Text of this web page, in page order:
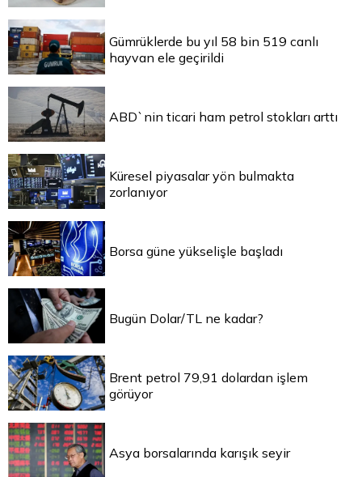
Gümrüklerde bu yıl 58 bin 519 canlı
hayvan ele geçirildi
ABD`nin ticari ham petrol stokları arttı
Küresel piyasalar yön bulmakta
zorlanıyor
Borsa güne yükselişle başladı
Bugün Dolar/TL ne kadar?
Brent petrol 79,91 dolardan işlem
görüyor
Asya borsalarında karışık seyir